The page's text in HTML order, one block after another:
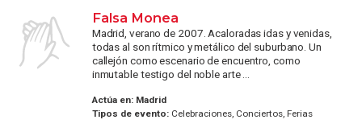
Falsa Monea
Madrid, verano de 2007. Acaloradas idas y venidas,
todas al son rítmico y metálico del suburbano. Un
callejón como escenario de encuentro, como
inmutable testigo del noble arte ...
Actúa en: Madrid
Tipos de evento:Celebraciones, Conciertos, Ferias